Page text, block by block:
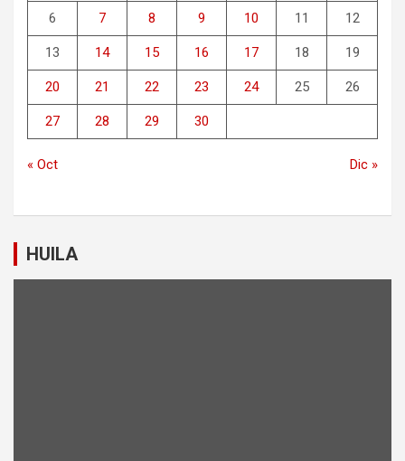
6 7 8 9 10 11 12
13 14 15 16 17 18 19
20 21 22 23 24 25 26
27 28 29 30
« Oct Dic »
HUILA